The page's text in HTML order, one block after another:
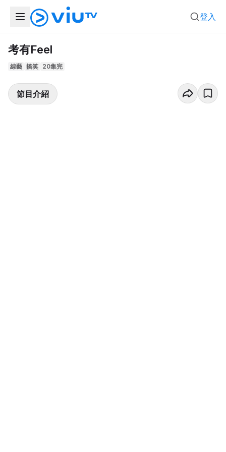
登入
考有Feel
綜藝 搞笑 20集完
節目介紹